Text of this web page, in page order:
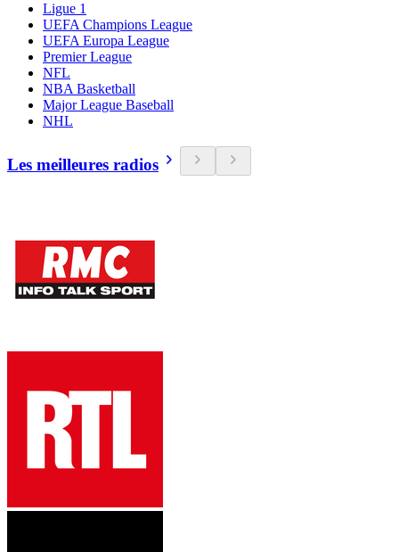
Ligue 1
UEFA Champions League
UEFA Europa League
Premier League
NFL
NBA Basketball
Major League Baseball
NHL
Les meilleures radios